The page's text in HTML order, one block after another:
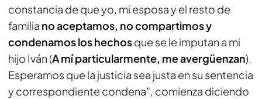
constancia de que yo, mi esposa y el resto de
familia no aceptamos, no compartimos y
condenamos los hechosque se le imputan a mi
hijo Iván (A mí particularmente, me avergüenzan).
Esperamos que la justicia sea justa en su sentencia
y correspondiente condena”, comienza diciendo